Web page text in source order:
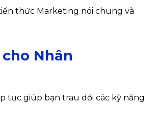
thức Marketing nói chung và
Nhân
tục giúp bạn trau dồi các kỹ năng